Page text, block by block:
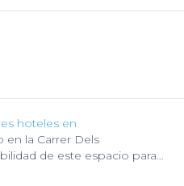
hoteles en
en la Carrer Dels
de este espacio para
todo aquello que necesitas para